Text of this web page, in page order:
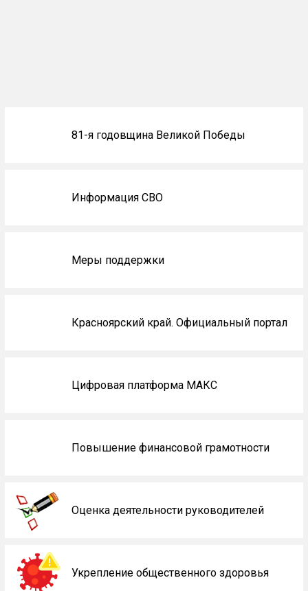
81-я годовщина Великой Победы
Информация СВО
Меры поддержки
Красноярский край. Официальный портал
Цифровая платформа МАКС
Повышение финансовой грамотности
Оценка деятельности руководителей
Укрепление общественного здоровья